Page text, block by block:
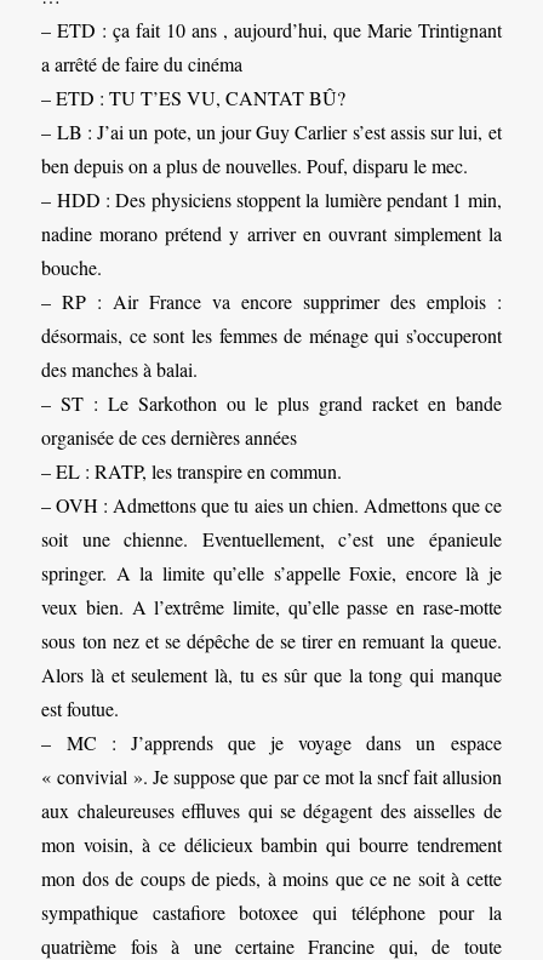
– ETD : ça fait 10 ans , aujourd’hui, que Marie Trintignant
a arrêté de faire du cinéma
– ETD : TU T’ES VU, CANTAT BÛ?
– LB : J’ai un pote, un jour Guy Carlier s’est assis sur lui, et
ben depuis on a plus de nouvelles. Pouf, disparu le mec.
– HDD : Des physiciens stoppent la lumière pendant 1 min,
nadine morano prétend y arriver en ouvrant simplement la
bouche.
– RP : Air France va encore supprimer des emplois :
désormais, ce sont les femmes de ménage qui s’occuperont
des manches à balai.
– ST : Le Sarkothon ou le plus grand racket en bande
organisée de ces dernières années
– EL : RATP, les transpire en commun.
– OVH : Admettons que tu aies un chien. Admettons que ce
soit une chienne. Eventuellement, c’est une épanieule
springer. A la limite qu’elle s’appelle Foxie, encore là je
veux bien. A l’extrême limite, qu’elle passe en rase-motte
sous ton nez et se dépêche de se tirer en remuant la queue.
Alors là et seulement là, tu es sûr que la tong qui manque
est foutue.
– MC : J’apprends que je voyage dans un espace
« convivial ». Je suppose que par ce mot la sncf fait allusion
aux chaleureuses effluves qui se dégagent des aisselles de
mon voisin, à ce délicieux bambin qui bourre tendrement
mon dos de coups de pieds, à moins que ce ne soit à cette
sympathique castafiore botoxee qui téléphone pour la
quatrième fois à une certaine Francine qui, de toute